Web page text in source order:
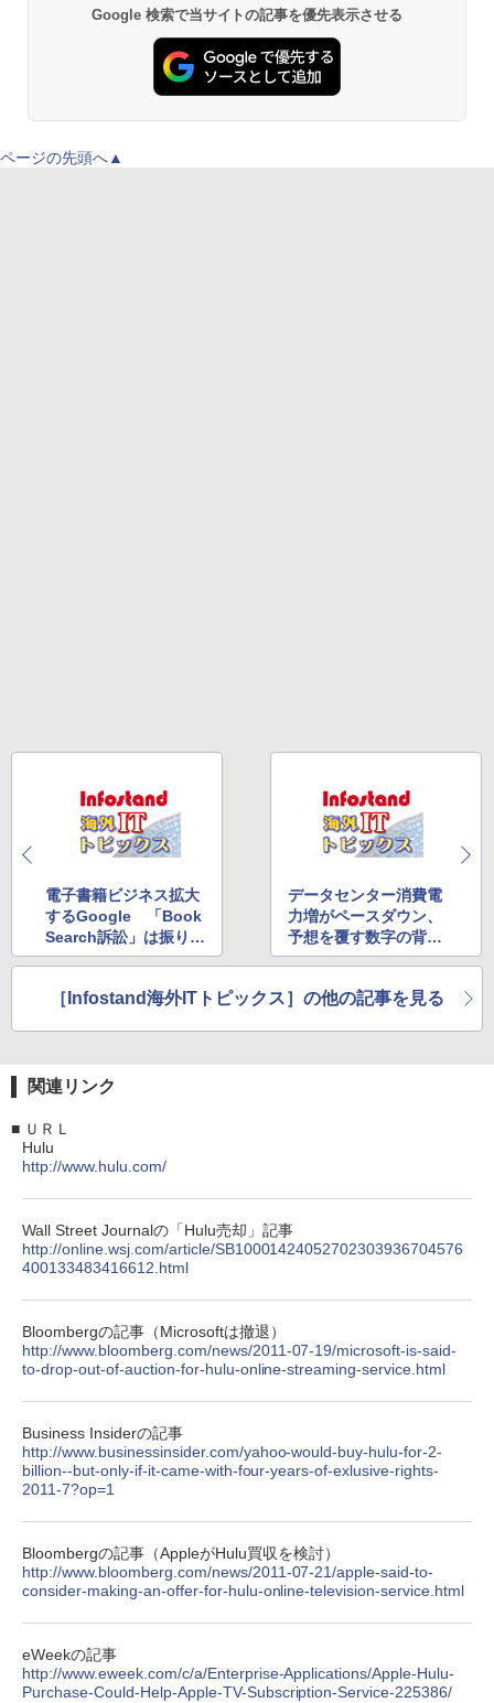
Google 検索で当サイトの記事を優先表示させる
ページの先頭へ▲
電子書籍ビジネス拡大
するGoogle 「Book
Search訴訟」は振り出
しへ？
データセンター消費電
力増がペースダウン、
予想を覆す数字の背景
は
［Infostand海外ITトピックス］の他の記事を見る
関連リンク
■ ＵＲＬ
Hulu
http://www.hulu.com/
Wall Street Journalの「Hulu売却」記事
http://online.wsj.com/article/SB10001424052702303936704576
400133483416612.html
Bloombergの記事（Microsoftは撤退）
http://www.bloomberg.com/news/2011-07-19/microsoft-is-said-
to-drop-out-of-auction-for-hulu-online-streaming-service.html
Business Insiderの記事
http://www.businessinsider.com/yahoo-would-buy-hulu-for-2-
billion--but-only-if-it-came-with-four-years-of-exlusive-rights-
2011-7?op=1
Bloombergの記事（AppleがHulu買収を検討）
http://www.bloomberg.com/news/2011-07-21/apple-said-to-
consider-making-an-offer-for-hulu-online-television-service.html
eWeekの記事
http://www.eweek.com/c/a/Enterprise-Applications/Apple-Hulu-
Purchase-Could-Help-Apple-TV-Subscription-Service-225386/